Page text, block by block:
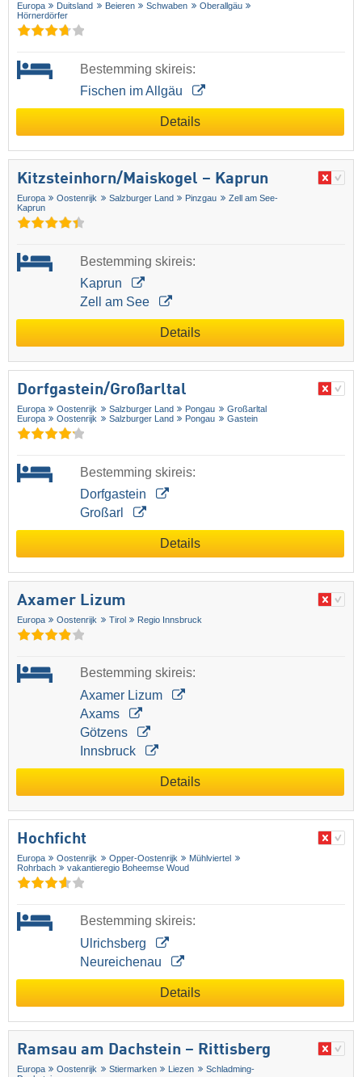
Europa Duitsland Beieren Schwaben
Oberallgäu
Hörnerdörfer
Bestemming skireis:
Fischen im Allgäu
Details
Kitzsteinhorn/​Maiskogel – Kaprun
Europa Oostenrijk Salzburger Land Pinzgau
Zell am See-
Kaprun
Bestemming skireis:
Kaprun
Zell am See
Details
Dorfgastein/​Großarltal
Europa Oostenrijk Salzburger Land Pongau
Großarltal
Europa
Oostenrijk Salzburger Land Pongau Gastein
Bestemming skireis:
Dorfgastein
Großarl
Details
Axamer Lizum
Europa Oostenrijk Tirol Regio Innsbruck
Bestemming skireis:
Axamer Lizum
Axams
Götzens
Innsbruck
Details
Hochficht
Europa Oostenrijk Opper-Oostenrijk
Mühlviertel
Rohrbach
vakantieregio Boheemse Woud
Bestemming skireis:
Ulrichsberg
Neureichenau
Details
Ramsau am Dachstein – Rittisberg
Europa Oostenrijk Stiermarken Liezen
Schladming-